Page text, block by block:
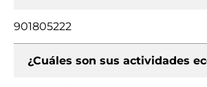
901805222
¿Cuáles son sus actividades